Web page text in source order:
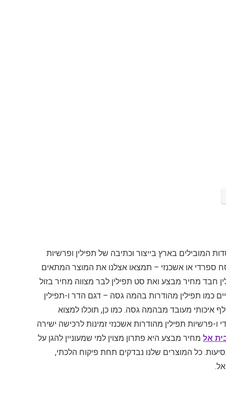
המובילים בארץ בייצור וכתיבה של תפילין ופרשיות
ספרדי או אשכנזי – תמצאו אצלנו את המוצר המתאים
חבד מחיר מבצע ואת סט תפילין לבר מצווה מחיר בזול
כמו תפילין מהודרות בהמה גסה – דגם הדר ו-תפילין
איכותי מעובד מבהמה גסה. כמו כן, תוכלו למצוא
פרשיות תפילין מהודרות אשכנזי זמינות לרכישה ישירה
אל מחיר מבצע היא פתרון מצוין למי שמעוניין להגן על
כל המוצרים שלנו נבדקים תחת פיקוח הלכתי,